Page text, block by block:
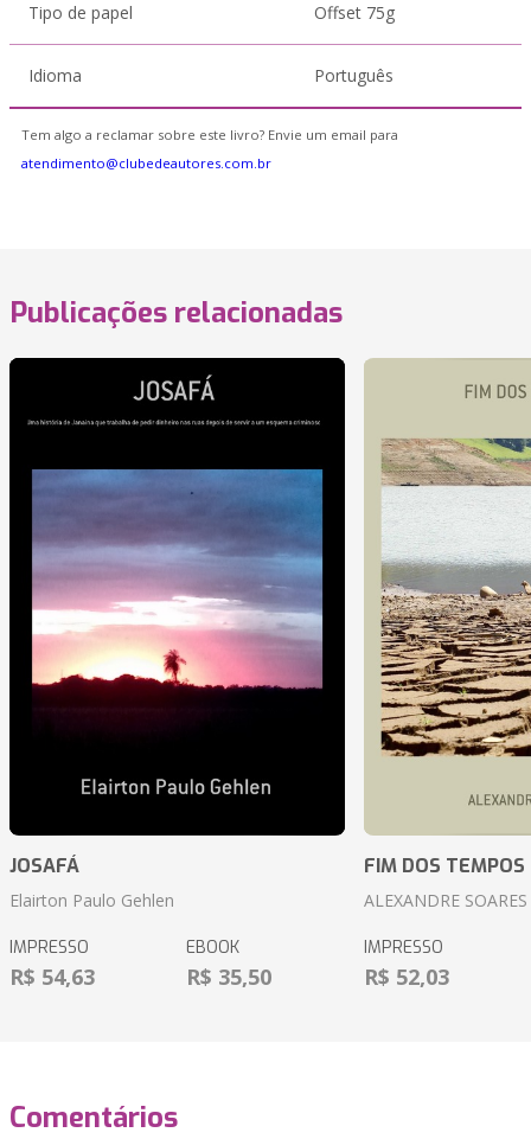
Tipo de papel Offset 75g
Idioma Português
Tem algo a reclamar sobre este livro? Envie um email para
atendimento@clubedeautores.com.br
Publicações relacionadas
JOSAFÁ
Elairton Paulo Gehlen
IMPRESSO
R$ 54,63
EBOOK
R$ 35,50
FIM DOS TEMPOS
ALEXANDRE SOARES
IMPRESSO
R$ 52,03
Comentários